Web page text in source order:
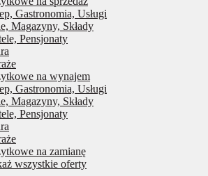
Gastronomia, Usługi
Magazyny, Składy
Pensjonaty
na wynajem
Gastronomia, Usługi
Magazyny, Składy
Pensjonaty
na zamianę
wszystkie oferty